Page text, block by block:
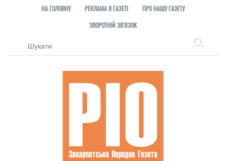
НА ГОЛОВНУ РЕКЛАМА В ГАЗЕТІ
ПРО НАШУ ГАЗЕТУ
ЗВОРОТНІЙ ЗВ'ЯЗОК